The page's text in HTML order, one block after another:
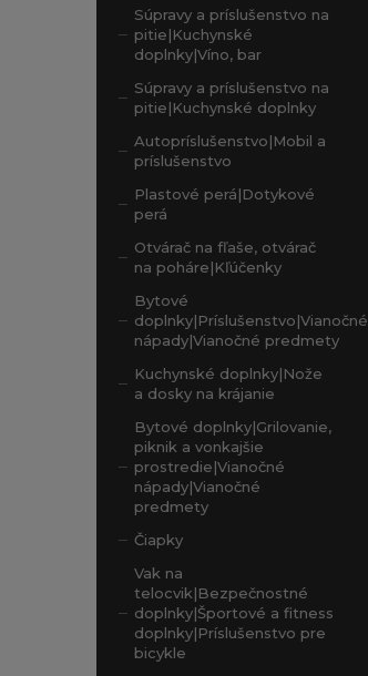
Súpravy a príslušenstvo na
pitie|Kuchynské
doplnky|Víno, bar
Súpravy a príslušenstvo na
pitie|Kuchynské doplnky
Autopríslušenstvo|Mobil a
príslušenstvo
Plastové perá|Dotykové
perá
Otvárač na fľaše, otvárač
na poháre|Kľúčenky
Bytové
doplnky|Príslušenstvo|Vianočné
nápady|Vianočné predmety
Kuchynské doplnky|Nože
a dosky na krájanie
Bytové doplnky|Grilovanie,
piknik a vonkajšie
prostredie|Vianočné
nápady|Vianočné
predmety
Čiapky
Vak na
telocvik|Bezpečnostné
doplnky|Športové a fitness
doplnky|Príslušenstvo pre
bicykle